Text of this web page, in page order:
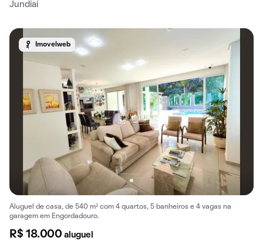
Jundiaí
Imovelweb
Aluguel de casa, de 540 m² com 4 quartos, 5 banheiros e 4 vagas na
garagem em Engordadouro.
R$ 18.000aluguel